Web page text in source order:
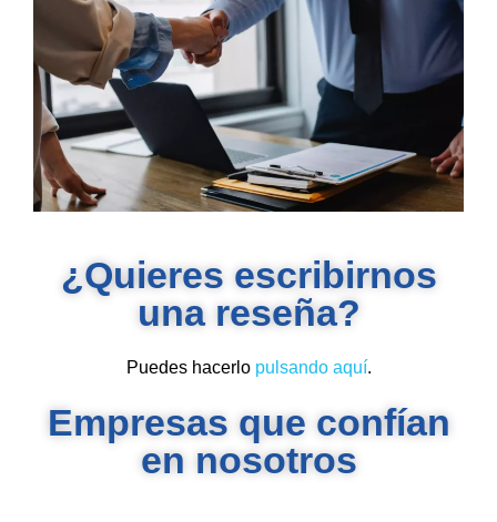
¿Quieres escribirnos
una reseña?
Puedes hacerlo pulsando aquí.
Empresas que confían
en nosotros